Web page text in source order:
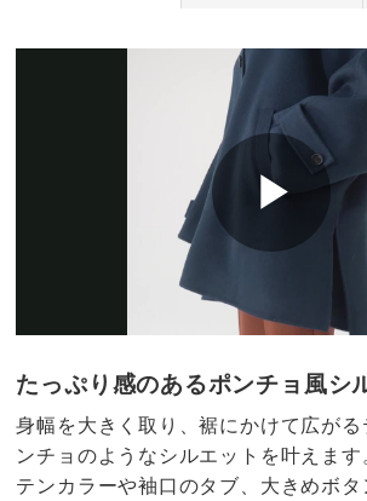
たっぷり感のあるポンチョ風シ
身幅を大きく取り、裾にかけて広が
ンチョのようなシルエットを叶えます
テンカラーや袖口のタブ、大きめボタ